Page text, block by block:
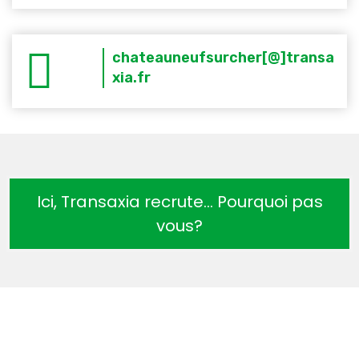
chateauneufsurcher[@]transa
xia.fr
Ici, Transaxia recrute… Pourquoi pas
vous?